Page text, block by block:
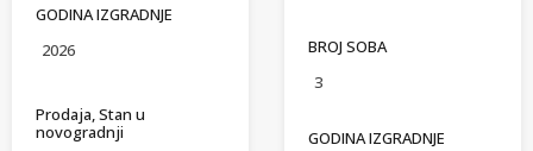
GODINA IZGRADNJE
2026
Prodaja, Stan u
novogradnji
BROJ SOBA
3
GODINA IZGRADNJE